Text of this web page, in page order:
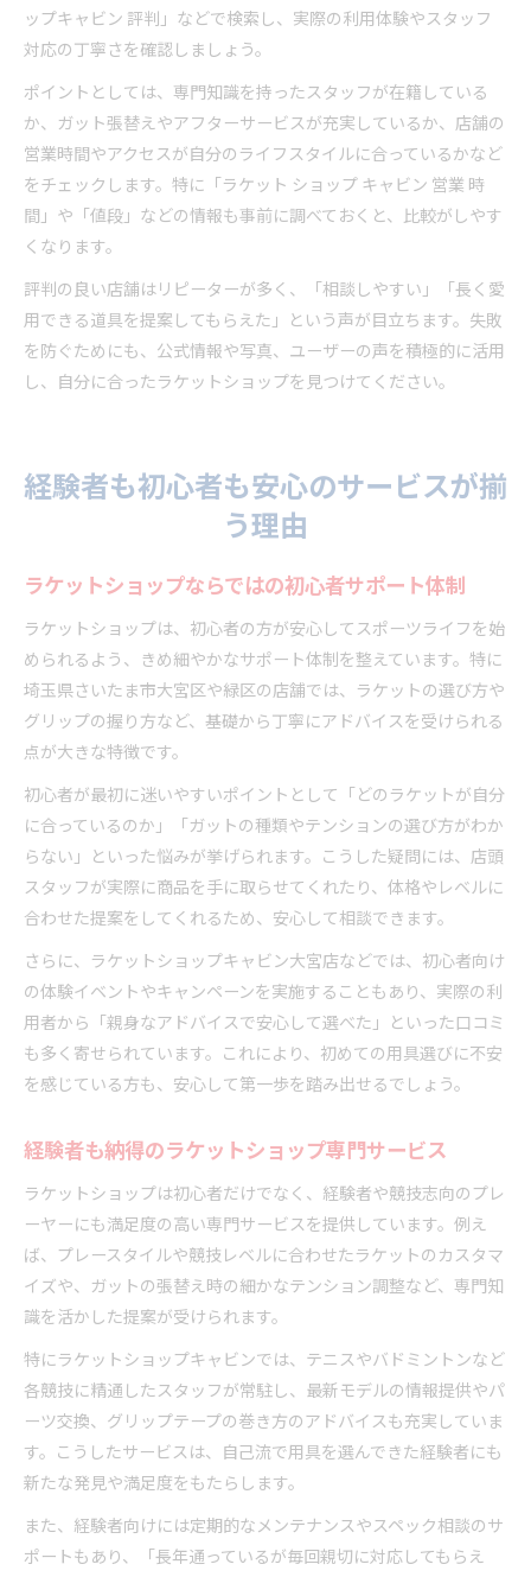
ップキャビン 評判」などで検索し、実際の利用体験やスタッフ
対応の丁寧さを確認しましょう。
ポイントとしては、専門知識を持ったスタッフが在籍している
か、ガット張替えやアフターサービスが充実しているか、店舗の
営業時間やアクセスが自分のライフスタイルに合っているかなど
をチェックします。特に「ラケット ショップ キャビン 営業 時
間」や「値段」などの情報も事前に調べておくと、比較がしやす
くなります。
評判の良い店舗はリピーターが多く、「相談しやすい」「長く愛
用できる道具を提案してもらえた」という声が目立ちます。失敗
を防ぐためにも、公式情報や写真、ユーザーの声を積極的に活用
し、自分に合ったラケットショップを見つけてください。
経験者も初心者も安心のサービスが揃
う理由
ラケットショップならではの初心者サポート体制
ラケットショップは、初心者の方が安心してスポーツライフを始
められるよう、きめ細やかなサポート体制を整えています。特に
埼玉県さいたま市大宮区や緑区の店舗では、ラケットの選び方や
グリップの握り方など、基礎から丁寧にアドバイスを受けられる
点が大きな特徴です。
初心者が最初に迷いやすいポイントとして「どのラケットが自分
に合っているのか」「ガットの種類やテンションの選び方がわか
らない」といった悩みが挙げられます。こうした疑問には、店頭
スタッフが実際に商品を手に取らせてくれたり、体格やレベルに
合わせた提案をしてくれるため、安心して相談できます。
さらに、ラケットショップキャビン大宮店などでは、初心者向け
の体験イベントやキャンペーンを実施することもあり、実際の利
用者から「親身なアドバイスで安心して選べた」といった口コミ
も多く寄せられています。これにより、初めての用具選びに不安
を感じている方も、安心して第一歩を踏み出せるでしょう。
経験者も納得のラケットショップ専門サービス
ラケットショップは初心者だけでなく、経験者や競技志向のプレ
ーヤーにも満足度の高い専門サービスを提供しています。例え
ば、プレースタイルや競技レベルに合わせたラケットのカスタマ
イズや、ガットの張替え時の細かなテンション調整など、専門知
識を活かした提案が受けられます。
特にラケットショップキャビンでは、テニスやバドミントンなど
各競技に精通したスタッフが常駐し、最新モデルの情報提供やパ
ーツ交換、グリップテープの巻き方のアドバイスも充実していま
す。こうしたサービスは、自己流で用具を選んできた経験者にも
新たな発見や満足度をもたらします。
また、経験者向けには定期的なメンテナンスやスペック相談のサ
ポートもあり、「長年通っているが毎回親切に対応してもらえ